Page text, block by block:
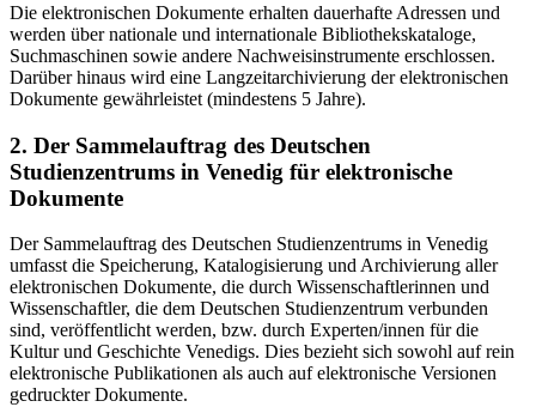
Die elektronischen Dokumente erhalten dauerhafte Adressen und
werden über nationale und internationale Bibliothekskataloge,
Suchmaschinen sowie andere Nachweisinstrumente erschlossen.
Darüber hinaus wird eine Langzeitarchivierung der elektronischen
Dokumente gewährleistet (mindestens 5 Jahre).
2. Der Sammelauftrag des Deutschen
Studienzentrums in Venedig für elektronische
Dokumente
Der Sammelauftrag des Deutschen Studienzentrums in Venedig
umfasst die Speicherung, Katalogisierung und Archivierung aller
elektronischen Dokumente, die durch Wissenschaftlerinnen und
Wissenschaftler, die dem Deutschen Studienzentrum verbunden
sind, veröffentlicht werden, bzw. durch Experten/innen für die
Kultur und Geschichte Venedigs. Dies bezieht sich sowohl auf rein
elektronische Publikationen als auch auf elektronische Versionen
gedruckter Dokumente.